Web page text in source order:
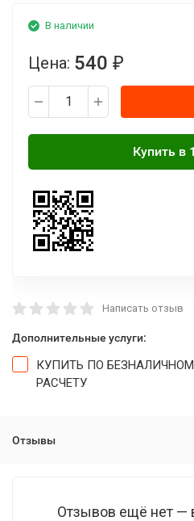
В наличии
Цена: 540 ₽
Написать отзыв
Дополнительные услуги:
КУПИТЬ ПО
РАСЧЕТУ
Отзывы
Отзывов ещё нет —